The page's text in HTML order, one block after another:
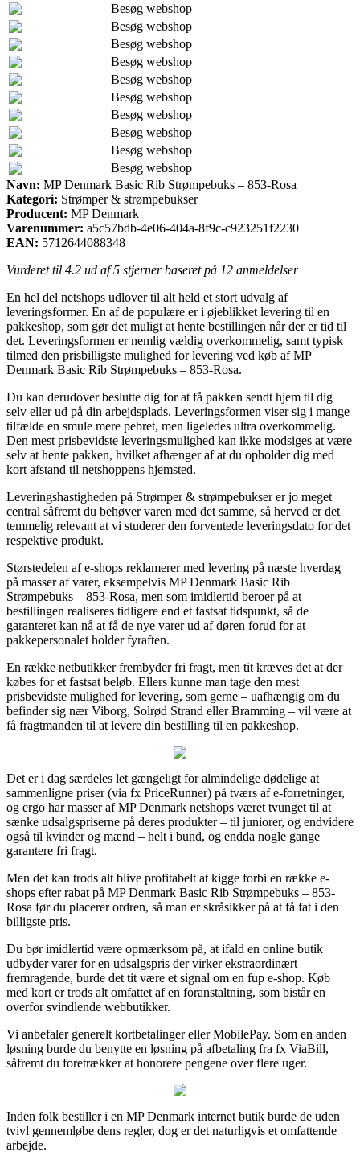
Besøg webshop
Besøg webshop
Besøg webshop
Besøg webshop
Besøg webshop
Besøg webshop
Besøg webshop
Besøg webshop
Besøg webshop
Besøg webshop
Navn: MP Denmark Basic Rib Strømpebuks – 853-Rosa
Kategori: Strømper & strømpebukser
Producent: MP Denmark
Varenummer: a5c57bdb-4e06-404a-8f9c-c923251f2230
EAN: 5712644088348
Vurderet til 4.2 ud af 5 stjerner baseret på 12 anmeldelser
En hel del netshops udlover til alt held et stort udvalg af
leveringsformer. En af de populære er i øjeblikket levering til en
pakkeshop, som gør det muligt at hente bestillingen når der er tid til
det. Leveringsformen er nemlig vældig overkommelig, samt typisk
tilmed den prisbilligste mulighed for levering ved køb af MP
Denmark Basic Rib Strømpebuks – 853-Rosa.
Du kan derudover beslutte dig for at få pakken sendt hjem til dig
selv eller ud på din arbejdsplads. Leveringsformen viser sig i mange
tilfælde en smule mere pebret, men ligeledes ultra overkommelig.
Den mest prisbevidste leveringsmulighed kan ikke modsiges at være
selv at hente pakken, hvilket afhænger af at du opholder dig med
kort afstand til netshoppens hjemsted.
Leveringshastigheden på Strømper & strømpebukser er jo meget
central såfremt du behøver varen med det samme, så herved er det
temmelig relevant at vi studerer den forventede leveringsdato for det
respektive produkt.
Størstedelen af e-shops reklamerer med levering på næste hverdag
på masser af varer, eksempelvis MP Denmark Basic Rib
Strømpebuks – 853-Rosa, men som imidlertid beroer på at
bestillingen realiseres tidligere end et fastsat tidspunkt, så de
garanteret kan nå at få de nye varer ud af døren forud for at
pakkepersonalet holder fyraften.
En række netbutikker frembyder fri fragt, men tit kræves det at der
købes for et fastsat beløb. Ellers kunne man tage den mest
prisbevidste mulighed for levering, som gerne – uafhængig om du
befinder sig nær Viborg, Solrød Strand eller Bramming – vil være at
få fragtmanden til at levere din bestilling til en pakkeshop.
Det er i dag særdeles let gængeligt for almindelige dødelige at
sammenligne priser (via fx PriceRunner) på tværs af e-forretninger,
og ergo har masser af MP Denmark netshops været tvunget til at
sænke udsalgspriserne på deres produkter – til juniorer, og endvidere
også til kvinder og mænd – helt i bund, og endda nogle gange
garantere fri fragt.
Men det kan trods alt blive profitabelt at kigge forbi en række e-
shops efter rabat på MP Denmark Basic Rib Strømpebuks – 853-
Rosa før du placerer ordren, så man er skråsikker på at få fat i den
billigste pris.
Du bør imidlertid være opmærksom på, at ifald en online butik
udbyder varer for en udsalgspris der virker ekstraordinært
fremragende, burde det tit være et signal om en fup e-shop. Køb
med kort er trods alt omfattet af en foranstaltning, som bistår en
overfor svindlende webbutikker.
Vi anbefaler generelt kortbetalinger eller MobilePay. Som en anden
løsning burde du benytte en løsning på afbetaling fra fx ViaBill,
såfremt du foretrækker at honorere pengene over flere uger.
Inden folk bestiller i en MP Denmark internet butik burde de uden
tvivl gennemløbe dens regler, dog er det naturligvis et omfattende
arbejde.